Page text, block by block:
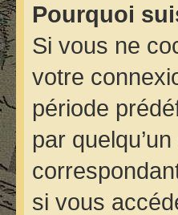
Pourquoi
Si vous ne
votre
période
par
si vous